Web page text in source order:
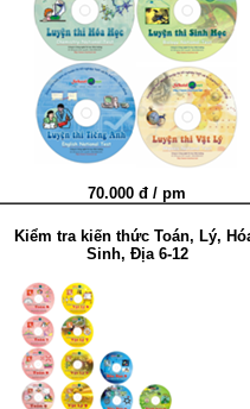
70.000 đ / pm
Kiểm tra kiến thức Toán, Lý,
Sinh, Địa 6-12